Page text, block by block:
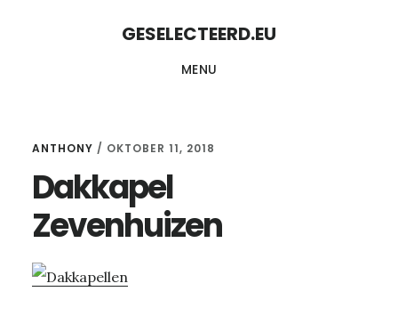
GESELECTEERD.EU
MENU
ANTHONY / OKTOBER 11, 2018
Dakkapel
Zevenhuizen